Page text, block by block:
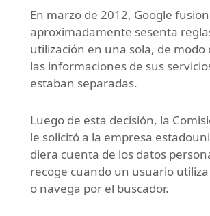
En marzo de 2012, Google
aproximadamente sesenta
utilización en una sola, de
las informaciones de sus
estaban separadas.
Luego de esta decisión, la
le solicitó a la empresa
diera cuenta de los datos
recoge cuando un usuario
o navega por el buscador.